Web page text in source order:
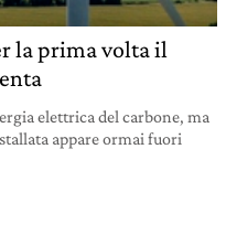
la prima volta il
elettrica del carbone, ma
appare ormai fuori